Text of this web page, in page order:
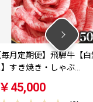
銀ロー
【毎月
用500g